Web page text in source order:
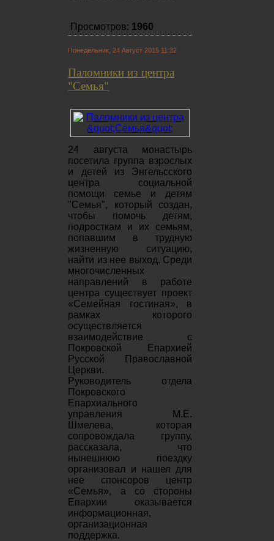
Просмотров: 1960
Понедельник, 24 Август 2015 11:32
Паломники из центра
"Семья"
24 августа монастырь
посетила группа взрослых
и детей из Энгельсского
центра социальной
помощи семье и детям
"Семья", который создан,
чтобы помочь детям,
подросткам и их семьям,
попавшим в трудную
жизненную ситуацию,
найти из нее выход. Среди
многочисленных
направлений в работе
центра существует проект
«Семейная гостиная», в
рамках которого
осуществляется
взаимодействие с
Покровской Епархией
Русской Православной
Церкви.
Руководитель отдела
Покровского
Епархиального
управления М.Е.
Шмелева, которая
сопровождала группу,
рассказала, что
нынешнюю поездку
организовал и нашел для
нее спонсоров центр
«Семья», а со стороны
Епархии оказывается
информационная,
организационная
поддержка.